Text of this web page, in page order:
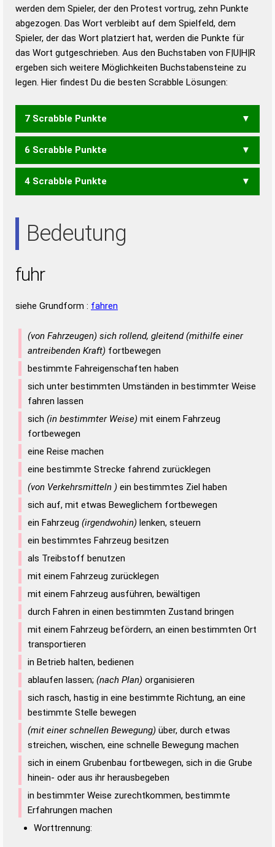
Duden – Standardwerk in 12 Bänden
Duden – Richtiges und gutes
Deutsch
Duden – Die deutsche Grammatik
Duden – Deutsches
Universalwörterbuch
werden dem Spieler, der den Protest vortrug, zehn Punkte
abgezogen. Das Wort verbleibt auf dem Spielfeld, dem
Spieler, der das Wort platziert hat, werden die Punkte für
das Wort gutgeschrieben. Aus den Buchstaben von F|U|H|R
ergeben sich weitere Möglichkeiten Buchstabensteine zu
legen. Hier findest Du die besten Scrabble Lösungen:
7 Scrabble Punkte
HUF UHF
6 Scrabble Punkte
RUF
4 Scrabble Punkte
Bedeutung
fuhr
siehe Grundform : fahren
(von Fahrzeugen) sich rollend, gleitend (mithilfe einer
antreibenden Kraft) fortbewegen
bestimmte Fahreigenschaften haben
sich unter bestimmten Umständen in bestimmter Weise
fahren lassen
sich (in bestimmter Weise) mit einem Fahrzeug
fortbewegen
eine Reise machen
eine bestimmte Strecke fahrend zurücklegen
(von Verkehrsmitteln ) ein bestimmtes Ziel haben
sich auf, mit etwas Beweglichem fortbewegen
ein Fahrzeug (irgendwohin) lenken, steuern
ein bestimmtes Fahrzeug besitzen
als Treibstoff benutzen
mit einem Fahrzeug zurücklegen
mit einem Fahrzeug ausführen, bewältigen
durch Fahren in einen bestimmten Zustand bringen
mit einem Fahrzeug befördern, an einen bestimmten Ort
transportieren
in Betrieb halten, bedienen
ablaufen lassen; (nach Plan) organisieren
sich rasch, hastig in eine bestimmte Richtung, an eine
bestimmte Stelle bewegen
(mit einer schnellen Bewegung) über, durch etwas
streichen, wischen, eine schnelle Bewegung machen
sich in einem Grubenbau fortbewegen, sich in die Grube
hinein- oder aus ihr herausbegeben
in bestimmter Weise zurechtkommen, bestimmte
Erfahrungen machen
Worttrennung: